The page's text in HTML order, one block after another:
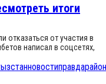
итоги
отказаться от участия в
написал в соцсетях,
новостиправдарайон